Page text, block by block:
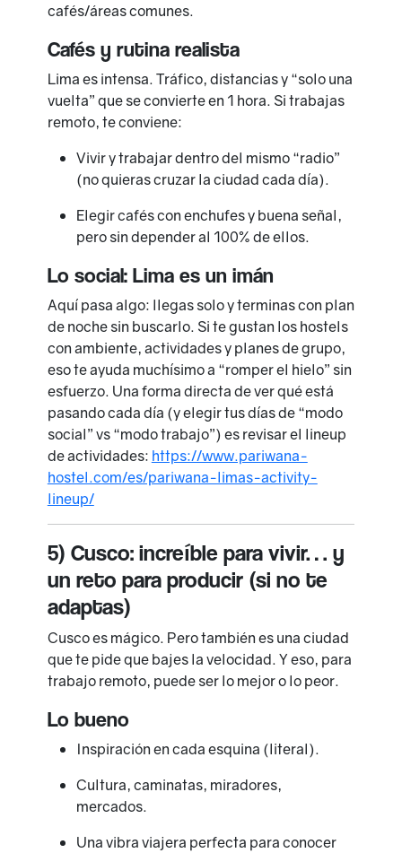
cafés/áreas comunes.
Cafés y rutina realista
Lima es intensa. Tráfico, distancias y “solo una
vuelta” que se convierte en 1 hora. Si trabajas
remoto, te conviene:
Vivir y trabajar dentro del mismo “radio”
(no quieras cruzar la ciudad cada día).
Elegir cafés con enchufes y buena señal,
pero sin depender al 100% de ellos.
Lo social: Lima es un imán
Aquí pasa algo: llegas solo y terminas con plan
de noche sin buscarlo. Si te gustan los hostels
con ambiente, actividades y planes de grupo,
eso te ayuda muchísimo a “romper el hielo” sin
esfuerzo. Una forma directa de ver qué está
pasando cada día (y elegir tus días de “modo
social” vs “modo trabajo”) es revisar el lineup
de actividades: https://www.pariwana-
hostel.com/es/pariwana-limas-activity-
lineup/
5) Cusco: increíble para vivir… y
un reto para producir (si no te
adaptas)
Cusco es mágico. Pero también es una ciudad
que te pide que bajes la velocidad. Y eso, para
trabajo remoto, puede ser lo mejor o lo peor.
Lo bueno
Inspiración en cada esquina (literal).
Cultura, caminatas, miradores,
mercados.
Una vibra viajera perfecta para conocer